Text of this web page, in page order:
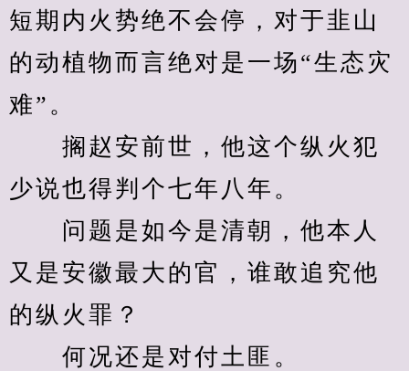
短期内火势绝不会停，对于韭山
的动植物而言绝对是一场“生态灾
难”。
搁赵安前世，他这个纵火犯
少说也得判个七年八年。
问题是如今是清朝，他本人
又是安徽最大的官，谁敢追究他
的纵火罪？
何况还是对付土匪。